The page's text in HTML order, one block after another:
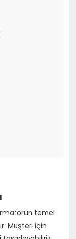
temel
Müşteri için